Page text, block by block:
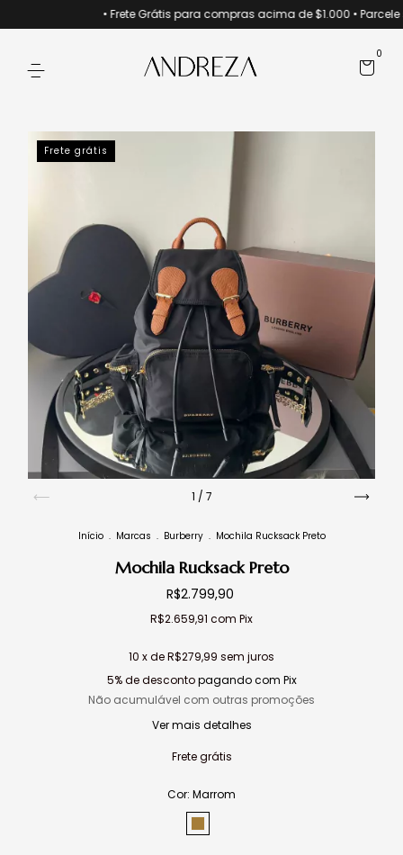
• Frete Grátis para compras acima de $1.000 • Parcele
0
Frete grátis
1 / 7
Início . Marcas . Burberry . Mochila Rucksack Preto
Mochila Rucksack Preto
R$2.799,90
R$2.659,91 com Pix
10 x deR$279,99 sem juros
5% de descontopagando com Pix
Não acumulável com outras promoções
Ver mais detalhes
Frete grátis
Cor: Marrom